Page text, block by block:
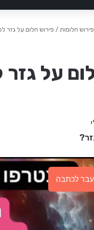
פירוש חלומות / פירוש חלום על גזר
על
לכתבה